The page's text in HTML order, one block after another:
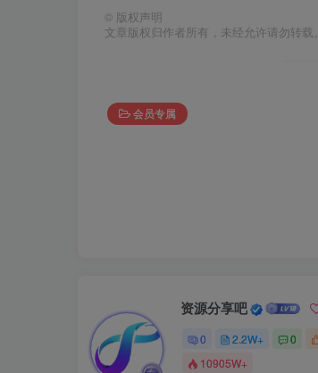
© 版权声明
文章版权归作者所有，未经允许请勿转载。
会员专属
资源分享吧
0 2.2W+ 0
10905W+